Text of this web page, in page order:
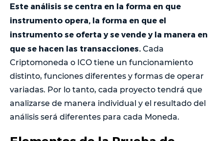
Este análisis se centra en la forma en que
instrumento opera, la forma en que el
instrumento se oferta y se vende y la manera en
que se hacen las transacciones. Cada
Criptomoneda o ICO tiene un funcionamiento
distinto, funciones diferentes y formas de operar
variadas. Por lo tanto, cada proyecto tendrá que
analizarse de manera individual y el resultado del
análisis será diferentes para cada Moneda.